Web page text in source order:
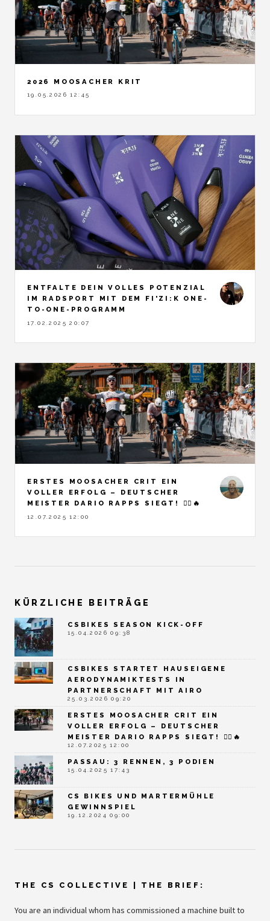
2026 MOOSACHER KRIT
19.05.2026 12:45
ENTFALTE DEIN VOLLES POTENZIAL
IM RADSPORT MIT DEM FI'ZI:K ONE-
TO-ONE-PROGRAMM
17.02.2025 20:07
ERSTES MOOSACHER CRIT EIN
VOLLER ERFOLG – DEUTSCHER
MEISTER DARIO RAPPS SIEGT! 🚴‍♂️🔥
12.07.2025 12:00
KÜRZLICHE BEITRÄGE
CSBIKES SEASON KICK-OFF
15.04.2026 09:38
CSBIKES STARTET HAUSEIGENE
AERODYNAMIKTESTS IN
PARTNERSCHAFT MIT AIRO
25.03.2026 09:20
ERSTES MOOSACHER CRIT EIN
VOLLER ERFOLG – DEUTSCHER
MEISTER DARIO RAPPS SIEGT! 🚴‍♂️🔥
12.07.2025 12:00
PASSAU: 3 RENNEN, 3 PODIEN
15.04.2025 17:43
CS BIKES UND MARTERMÜHLE
GEWINNSPIEL
19.12.2024 09:00
THE CS COLLECTIVE | THE BRIEF:
You are an individual whom has commissioned a machine built to